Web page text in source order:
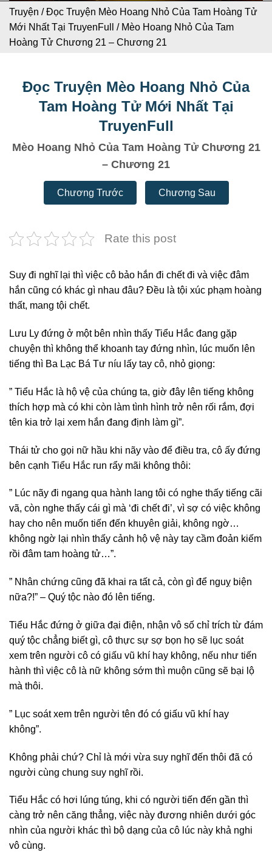
Truyện /Đọc Truyện Mèo Hoang Nhỏ Của Tam Hoàng Tử
Mới Nhất Tại TruyenFull
/ Mèo Hoang Nhỏ Của Tam
Hoàng Tử Chương 21 – Chương 21
Đọc Truyện Mèo Hoang Nhỏ Của
Tam Hoàng Tử Mới Nhất Tại
TruyenFull
Mèo Hoang Nhỏ Của Tam Hoàng Tử Chương 21
– Chương 21
Chương Trước Chương Sau
Rate this post
Suy đi nghĩ lại thì việc cô bảo hắn đi chết đi và việc đâm
hắn cũng có khác gì nhau đâu? Đều là tội xúc phạm hoàng
thất, mang tội chết.
Lưu Ly đứng ở một bên nhìn thấy Tiểu Hắc đang gặp
chuyện thì không thể khoanh tay đứng nhìn, lúc muốn lên
tiếng thì Ba Lạc Bá Tư níu lấy tay cô, nhỏ giọng:
” Tiểu Hắc là hộ vệ của chúng ta, giờ đây lên tiếng không
thích hợp mà có khi còn làm tình hình trở nên rối rắm, đợi
tên kia trở lại xem hắn đang định làm gì”.
Thái tử cho gọi nữ hầu khi nãy vào để điều tra, cô ấy đứng
bên cạnh Tiểu Hắc run rẩy mãi không thôi:
” Lúc nãy đi ngang qua hành lang tôi có nghe thấy tiếng cãi
vã, còn nghe thấy cái gì mà ‘đi chết đi’, vì sợ có việc không
hay cho nên muốn tiến đến khuyên giải, không ngờ…
không ngờ lại nhìn thấy cảnh hộ vệ này tay cầm đoản kiếm
rồi đâm tam hoàng tử…”.
” Nhân chứng cũng đã khai ra tất cả, còn gì để nguỵ biện
nữa?!” – Quý tộc nào đó lên tiếng.
Tiểu Hắc đứng ở giữa đại điện, nhận vô số chỉ trích từ đám
quý tộc chẳng biết gì, cô thực sự sợ bọn họ sẽ lục soát
xem trên người cô có giấu vũ khí hay không, nếu như tiến
hành thì việc cô là nữ không sớm thì muộn cũng sẽ bại lộ
mà thôi.
” Lục soát xem trên người tên đó có giấu vũ khí hay
không”.
Không phải chứ? Chỉ là mới vừa suy nghĩ đến thôi đã có
người cùng chung suy nghĩ rồi.
Tiểu Hắc có hơi lúng túng, khi có người tiến đến gần thì
càng trở nên căng thẳng, việc này đương nhiên dưới góc
nhìn của người khác thì bộ dạng của cô lúc này khả nghi
vô cùng.